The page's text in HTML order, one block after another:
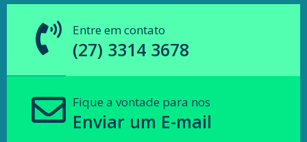
Entre em contato
(27) 3314 3678
Fique a vontade para nos
Enviar um E-mail